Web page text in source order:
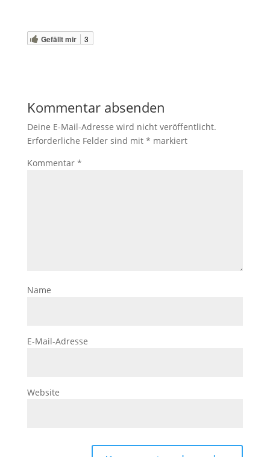
Gefällt mir 3
Kommentar absenden
Deine E-Mail-Adresse wird nicht veröffentlicht.
Erforderliche Felder sind mit * markiert
Kommentar *
Name
E-Mail-Adresse
Website